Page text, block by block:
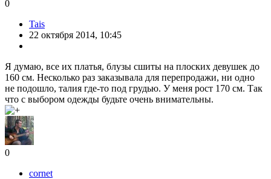
0
Tais
22 октября 2014, 10:45
Я думаю, все их платья, блузы сшиты на плоских девушек до
160 см. Несколько раз заказывала для перепродажи, ни одно
не подошло, талия где-то под грудью. У меня рост 170 см. Так
что с выбором одежды будьте очень внимательны.
0
cornet